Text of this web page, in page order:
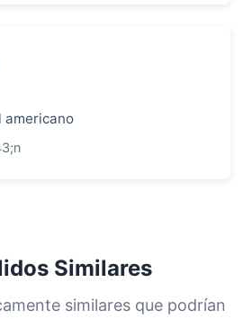
americano
Similares
similares que podrían